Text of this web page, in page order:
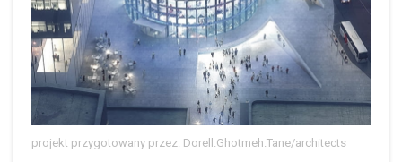
projekt przygotowany przez: Dorell.Ghotmeh.Tane/architects